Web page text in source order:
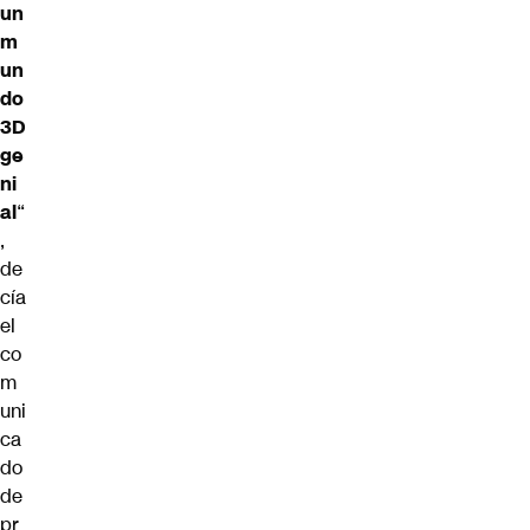
un
m
un
do
3D
ge
ni
al“
,
de
cía
el
co
m
uni
ca
do
de
pr